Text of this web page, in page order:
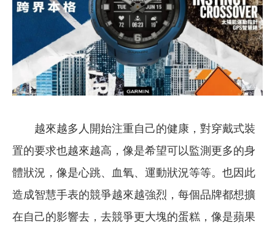
越來越多人開始注重自己的健康，對穿戴式裝
置的要求也越來越高，像是希望可以監測更多的身
體狀況，像是心跳、血氧、運動狀況等等。也因此
造成智慧手表的競爭越來越強烈，每個品牌都想擴
在自己的影響去，去競爭更大塊的蛋糕，像是蘋果